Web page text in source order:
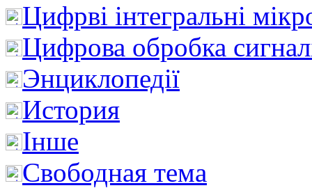
Цифрві інтегральні
Цифрова обробка
Энциклопедії
История
Інше
Свободная тема